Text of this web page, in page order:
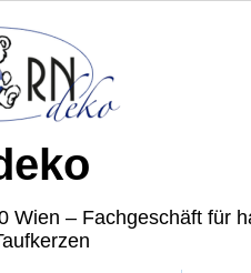
Wien – Fachgeschäft für